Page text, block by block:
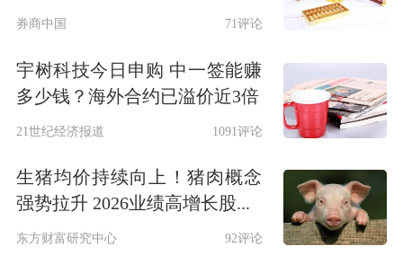
期、宏观经济数据等因素影响，美元指
数下跌，全球金融资产价格总体上涨。
用，当月外汇储备规模上升。”国家外
汇管理局相关负责人表示，我国经济运
券商中国 71评论
宇树科技今日申购 中一签能赚
多少钱？海外合约已溢价近3倍
21世纪经济报道 1091评论
生猪均价持续向上！猪肉概念
强势拉升 2026业绩高增长股...
东方财富研究中心 92评论